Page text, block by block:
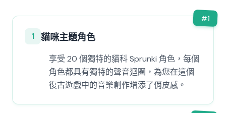
#1
1 貓咪主題角色
享受 20 個獨特的貓科 Sprunki 角色，每個
角色都具有獨特的聲音迴圈，為您在這個
復古遊戲中的音樂創作增添了俏皮感。